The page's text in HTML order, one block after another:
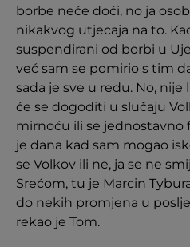
borbe neće doći, no ja
nikakvog utjecaja na to.
suspendirani od borbi u
već sam se pomirio s tim
sada je sve u redu. No,
će se dogoditi u slučaju
mirnoću ili se jednostavno
je dana kad sam mogao
se Volkov ili ne, ja se ne
Srećom, tu je Marcin
do nekih promjena u
rekao je Tom.